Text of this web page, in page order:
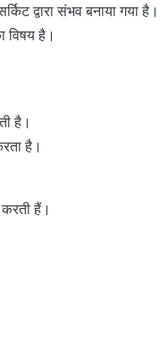
द्वारा संभव बनाया गया है।
विषय है।
है।
है।
हैं।